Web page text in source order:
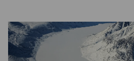
PODCAST
JONGE UITDAGERS